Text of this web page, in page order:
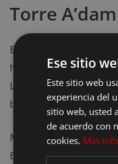
Torre A’dam
Este edificio tiene dos
hacen serel lugar
La primera, es la
brinda de toda la
Mientras que la
Edge Swing’, que
Ese sitio
Este sitio web
experiencia del
sitio web, usted
de acuerdo con
cookies. Más